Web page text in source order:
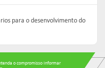
para o desenvolvimento do
o compromisso Informar